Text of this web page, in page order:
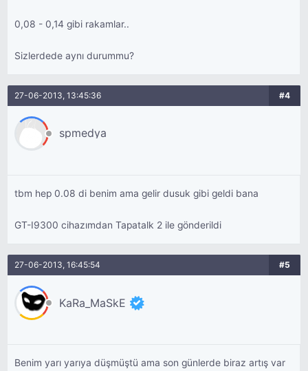
0,08 - 0,14 gibi rakamlar..
Sizlerdede aynı durummu?
27-06-2013, 13:45:36 #4
spmedya
tbm hep 0.08 di benim ama gelir dusuk gibi geldi bana
GT-I9300 cihazımdan Tapatalk 2 ile gönderildi
27-06-2013, 16:45:54 #5
KaRa_MaSkE
Benim yarı yarıya düşmüştü ama son günlerde biraz artış var